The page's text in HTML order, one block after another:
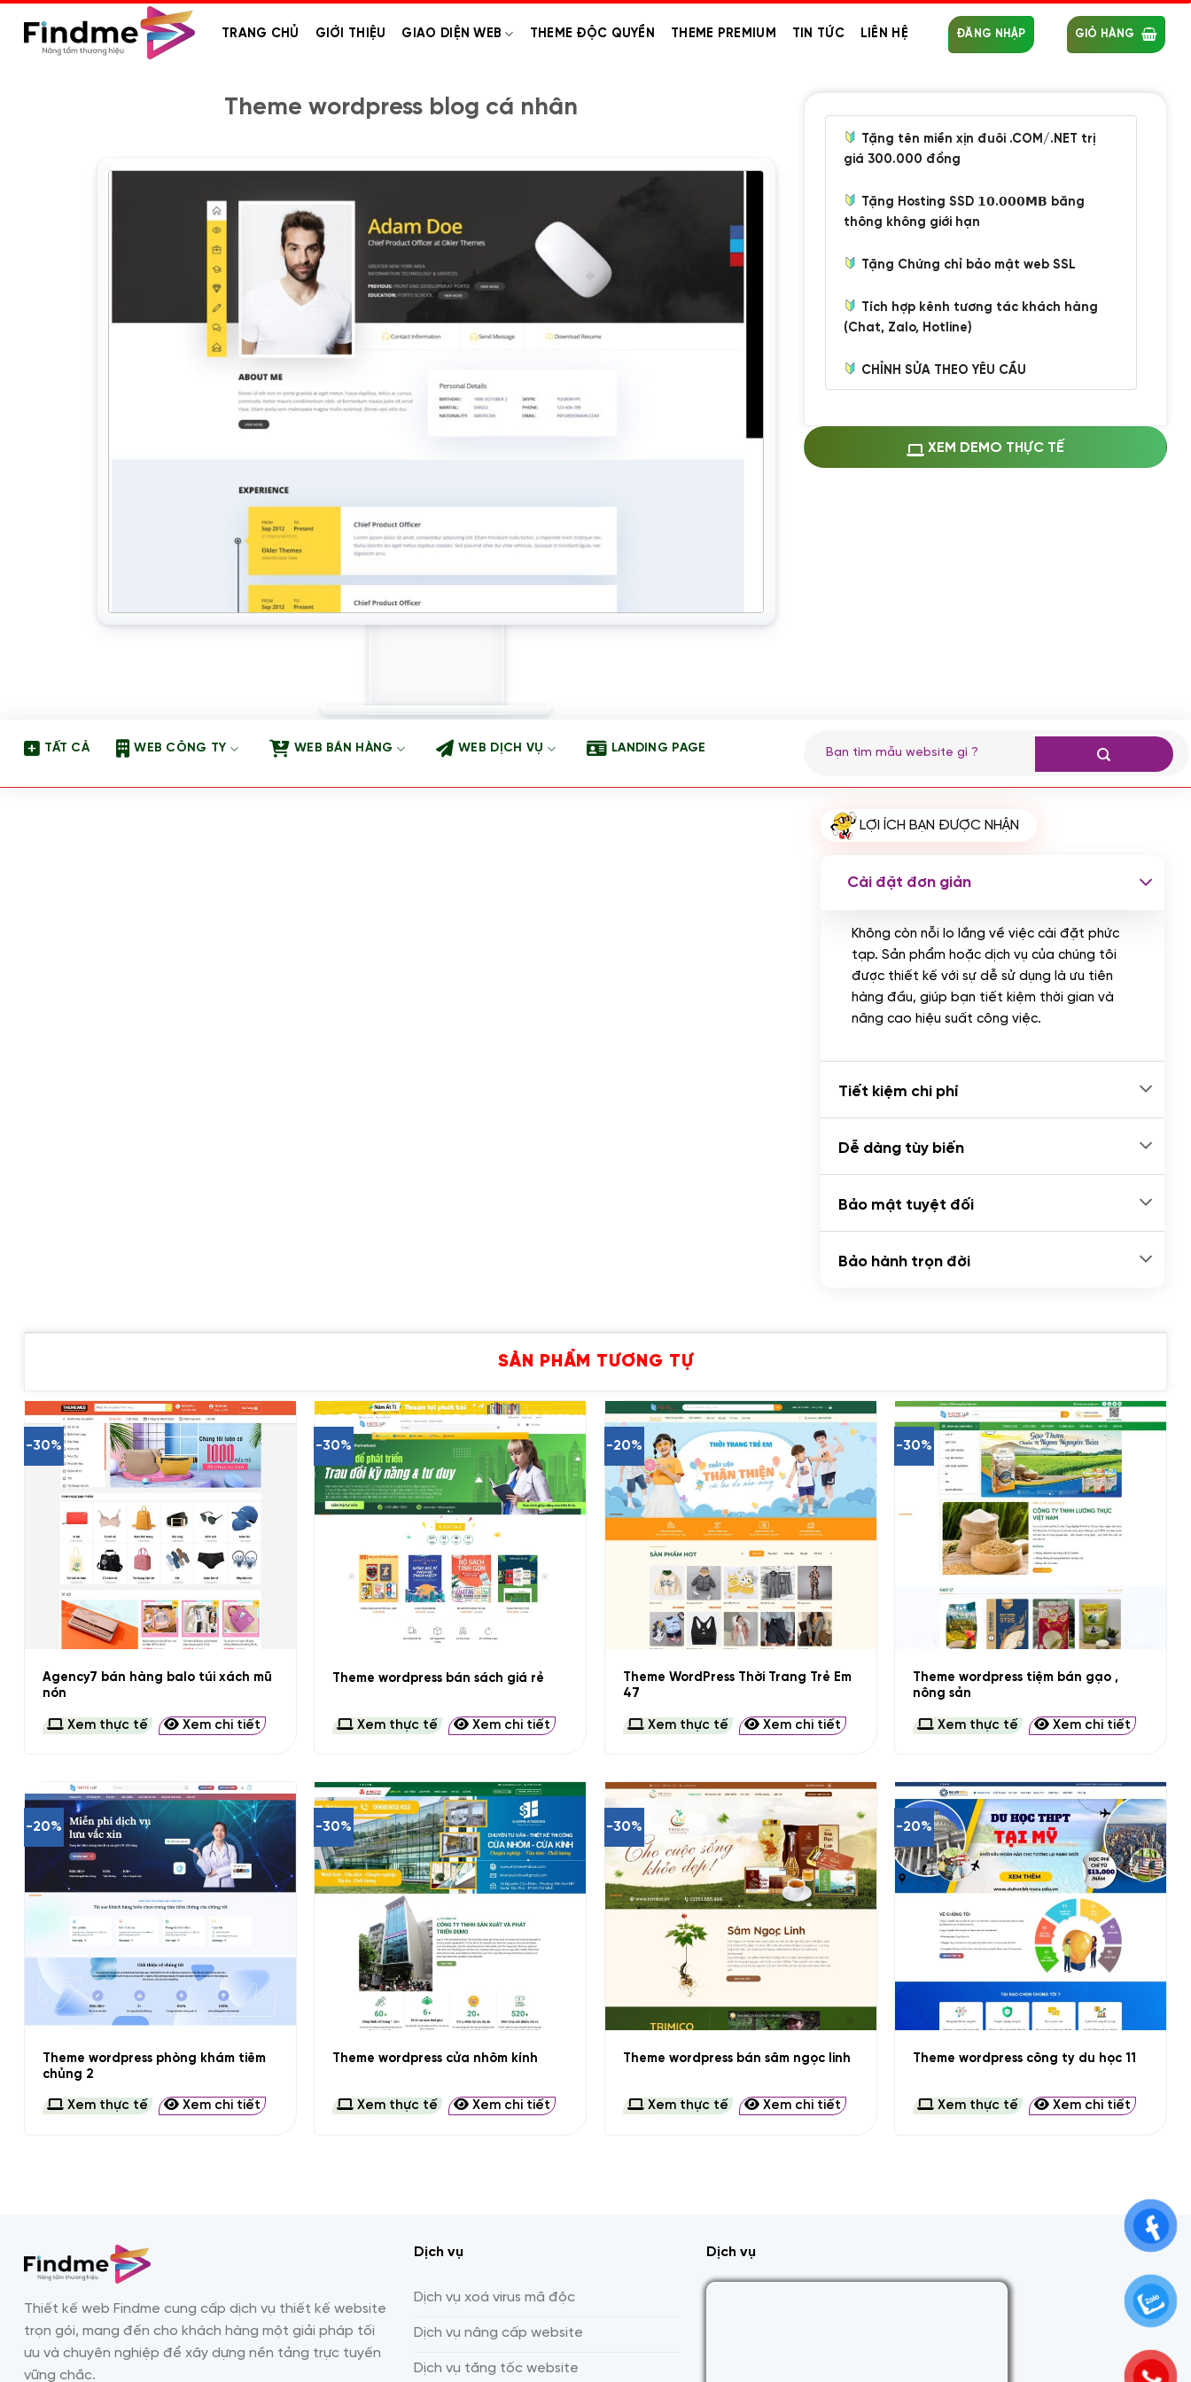
TRANG CHỦ GIỚI THIỆU GIAO DIỆN WEB THEME ĐỘC QUYỀN THEME PREMIUM TIN TỨC LIÊN HỆ ĐĂNG NHẬP GIỎ HÀNG
Theme wordpress blog cá nhân
Tặng tên miền xịn đuôi .COM/.NET trị
giá 300.000 đồng
Tặng Hosting SSD 𝟭𝟬.𝟬𝟬𝟬𝗠𝗕 băng
thông không giới hạn
Tặng Chứng chỉ bảo mật web SSL
Tích hợp kênh tương tác khách hàng
(Chat, Zalo, Hotline)
CHỈNH SỬA THEO YÊU CẦU
Thay logo + thông tin doanh nghiệp
(+100.000 VND)
Cài đặt plugin theo yêu cầu
(+100.000 VND)
qua ngân hàng vietcombank,
XEM DEMO THỰC TẾ
TẤT CẢ WEB CÔNG TY WEB BÁN HÀNG WEB DỊCH VỤ LANDING PAGE
kiếm:
LỢI ÍCH BẠN ĐƯỢC NHẬN
Cài đặt đơn giản
Không còn nỗi lo lắng về việc cài đặt phức
tạp. Sản phẩm hoặc dịch vụ của chúng tôi
được thiết kế với sự dễ sử dụng là ưu tiên
hàng đầu, giúp bạn tiết kiệm thời gian và
nâng cao hiệu suất công việc.
Tiết kiệm chi phí
Dễ dàng tùy biến
Bảo mật tuyệt đối
Bảo hành trọn đời
SẢN PHẨM TƯƠNG TỰ
-30%
Agency7 bán hàng balo túi xách mũ
nón
Xem thực tế Xem chi tiết
-30%
Theme wordpress bán sách giá rẻ
Xem thực tế Xem chi tiết
-20%
Theme WordPress Thời Trang Trẻ Em
47
Xem thực tế Xem chi tiết
-30%
Theme wordpress tiệm bán gạo ,
nông sản
Xem thực tế Xem chi tiết
-20%
Theme wordpress phòng khám tiêm
chủng 2
Xem thực tế Xem chi tiết
-30%
Theme wordpress cửa nhôm kính
Xem thực tế Xem chi tiết
-30%
Theme wordpress bán sâm ngọc linh
Xem thực tế Xem chi tiết
-20%
Theme wordpress công ty du học 11
Xem thực tế Xem chi tiết
Thiết kế web Findme cung cấp dịch vụ thiết kế website
trọn gói, mang đến cho khách hàng một giải pháp tối
ưu và chuyên nghiệp để xây dựng nền tảng trực tuyến
vững chắc.
Dịch vụ
Dịch vụ xoá virus mã độc
Dịch vụ nâng cấp website
Dịch vụ tăng tốc website
Dịch vụ